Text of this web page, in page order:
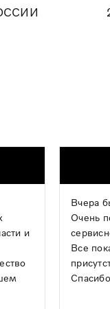
и
Вчера
Очень
Все